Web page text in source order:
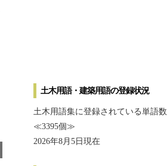
土木用語・建築用語の登録状況
土木用語集に登録されている単語数
≪3395個≫
2026年8月5日現在